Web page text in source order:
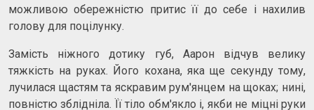
можливою обережністю притис її до себе і нахилив
голову для поцілунку.
Замість ніжного дотику губ, Аарон відчув велику
тяжкість на руках. Його кохана, яка ще секунду тому,
лучилася щастям та яскравим рум'янцем на щоках; нині,
повністю зблідніла. Її тіло обм'якло і, якби не міцні руки